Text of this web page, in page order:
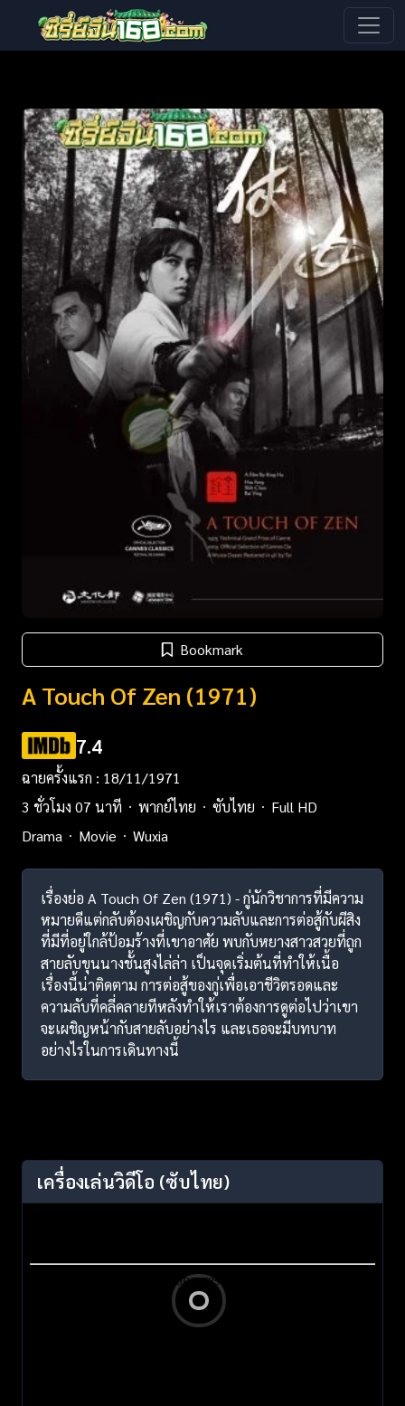
Bookmark
A Touch Of Zen (1971)
7.4
ฉายครั้งแรก : 18/11/1971
3 ชั่วโมง 07 นาที
พากย์ไทย ซับไทย
Full HD
Drama
Movie Wuxia
เรื่องย่อ A Touch Of Zen (1971) - กู่นักวิชาการที่มีความ
หมายดีแต่กลับต้องเผชิญกับความลับและการต่อสู้กับผีสิง
ที่มีที่อยู่ใกล้ป้อมร้างที่เขาอาศัย พบกับหยางสาวสวยที่ถูก
สายลับขุนนางชั้นสูงไล่ล่า เป็นจุดเริ่มต้นที่ทำให้เนื้อ
เรื่องนี้น่าติดตาม การต่อสู้ของกู่เพื่อเอาชีวิตรอดและ
ความลับที่คลี่คลายทีหลังทำให้เราต้องการดูต่อไปว่าเขา
จะเผชิญหน้ากับสายลับอย่างไร และเธอจะมีบทบาท
อย่างไรในการเดินทางนี้
เครื่องเล่นวิดีโอ (ซับไทย)